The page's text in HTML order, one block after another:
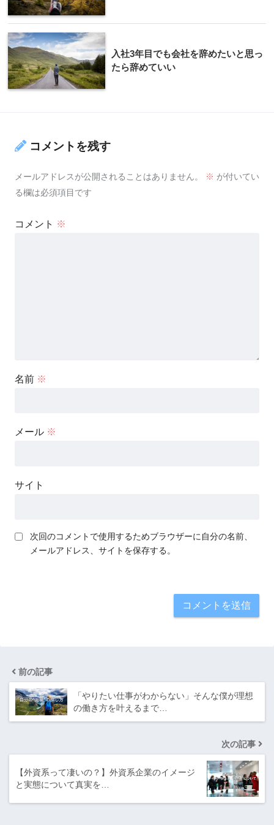
入社3年目でも会社を辞めたいと思っ
たら辞めていい
コメントを残す
メールアドレスが公開されることはありません。 ※ が付いてい
る欄は必須項目です
コメント ※
名前 ※
メール ※
サイト
次回のコメントで使用するためブラウザーに自分の名前、
メールアドレス、サイトを保存する。
前の記事
「やりたい仕事がわからない」そんな僕が理想
の働き方を叶えるまで…
次の記事
【外資系って凄いの？】外資系企業のイメージ
と実態について真実を…